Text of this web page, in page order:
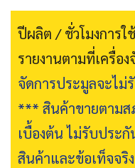
ปีผลิต / ชั่วโมงการใ
รายงานตามที่เครื่อ
จัดการประมูลจะไม่
*** สินค้าขายตาม
เบื้องต้น ไม่รับประ
สินค้าและข้อเท็จจริ